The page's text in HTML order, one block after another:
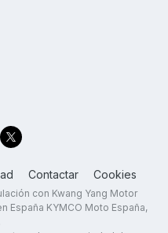
Contactar Cookies
con Kwang Yang Motor
España KYMCO Moto España,